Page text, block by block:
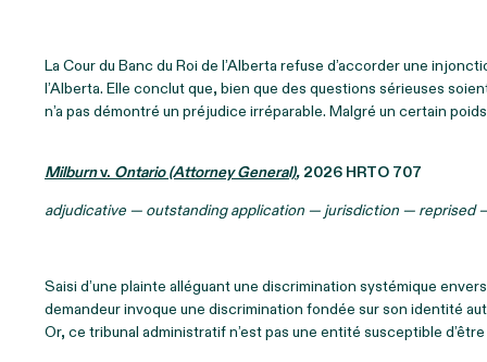
La Cour du Banc du Roi de l’Alberta refuse d’accorder une
l’Alberta. Elle conclut que, bien que des questions sérieuses
n’a pas démontré un préjudice irréparable. Malgré un certain
Milburnv. Ontario (Attorney General), 2026 HRTO 707
adjudicative — outstanding application — jurisdiction — reprised
Saisi d’une plainte alléguant une discrimination systémique
demandeur invoque une discrimination fondée sur son identité
Or, ce tribunal administratif n’est pas une entité susceptible